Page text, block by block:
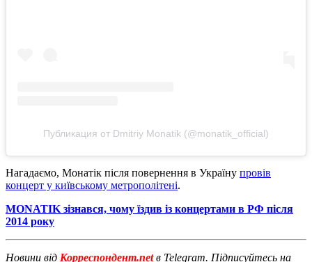
Публикация от Dmitriy Monatik (@monatik_official)
Нагадаємо, Монатік після повернення в Україну провів
концерт у київському метрополітені.
MONATIK зізнався, чому їздив із концертами в РФ після
2014 року
Новини від Корреспондент.netв Telegram. Підписуйтесь на